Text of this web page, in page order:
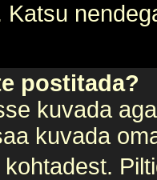
postitada?
kuvada
kuvada
kohtadest.